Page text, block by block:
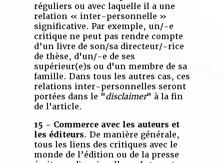
réguliers ou avec laquelle il a une
relation « inter-personnelle »
significative. Par exemple, un/-e
critique ne peut pas rendre compte
d’un livre de son/sa directeur/-rice
de thèse, d'un/-e de ses
supérieur(e)s ou d'un membre de sa
famille. Dans tous les autres cas, ces
relations inter-personnelles seront
portées dans le "disclaimer" à la fin
de l'article.
15 - Commerce avec les auteurs et
les éditeurs. De manière générale,
tous les liens des critiques avec le
monde de l’édition ou de la presse